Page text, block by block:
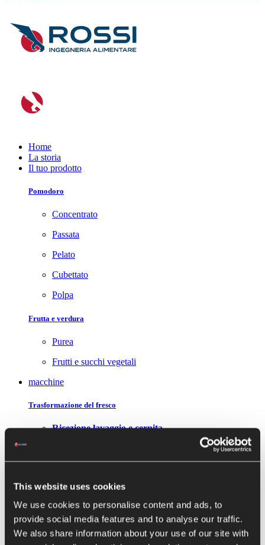
This website uses cookies
We use cookies to personalise content and ads, to
provide social media features and to analyse our traffic.
We also share information about your use of our site with
Home
La storia
Il tuo prodotto
Pomodoro
Concentrato
Passata
Pelato
Cubettato
Polpa
Frutta e verdura
Purea
Frutti e succhi vegetali
macchine
Trasformazione del fresco
Ricezione lavaggio e cernita
Trasformazione
Trituratori
Pelatrici, polpatrici e cubettatrici